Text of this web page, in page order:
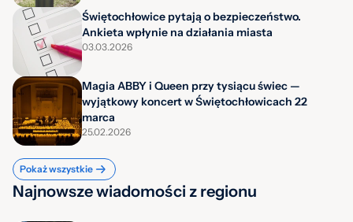
Świętochłowice pytają o bezpieczeństwo.
Ankieta wpłynie na działania miasta
03.03.2026
Magia ABBY i Queen przy tysiącu świec —
wyjątkowy koncert w Świętochłowicach 22
marca
25.02.2026
Pokaż wszystkie
Najnowsze wiadomości z regionu